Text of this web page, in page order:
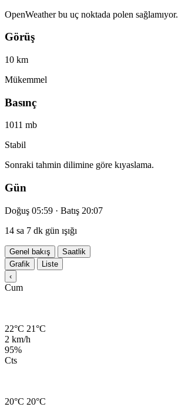
OpenWeather bu uç noktada polen sağlamıyor.
Görüş
10 km
Mükemmel
Basınç
1011 mb
Stabil
Sonraki tahmin dilimine göre kıyaslama.
Gün
Doğuş 05:59 · Batış 20:07
14 sa 7 dk gün ışığı
Genel bakış
Saatlik
Grafik
Liste
‹
Cum
22°C 21°C
2 km/h
95%
Cts
20°C 20°C